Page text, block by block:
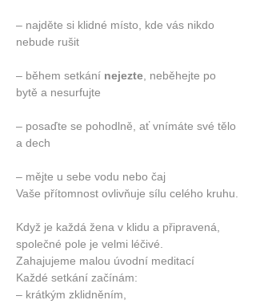
– najděte si klidné místo, kde vás nikdo
nebude rušit
– během setkání nejezte , neběhejte po
bytě a nesurfujte
– posaďte se pohodlně, ať vnímáte své tělo
a dech
– mějte u sebe vodu nebo čaj
Vaše přítomnost ovlivňuje sílu celého kruhu.
Když je každá žena v klidu a připravená,
společné pole je velmi léčivé.
Zahajujeme malou úvodní meditací
Každé setkání začínám:
– krátkým zklidněním,